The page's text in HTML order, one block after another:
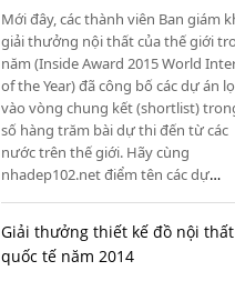
Mới đây, các thành viên Ban giám
giải thưởng nội thất của thế giới
năm (Inside Award 2015 World
of the Year) đã công bố các dự án
vào vòng chung kết (shortlist)
số hàng trăm bài dự thi đến từ các
nước trên thế giới. Hãy cùng
nhadep102.net điểm tên các dự…
Giải thưởng thiết kế đồ nội thất
quốc tế năm 2014